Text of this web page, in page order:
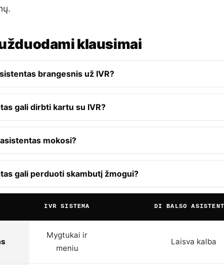
klausimai
brangesnis už IVR?
gali dirbti kartu su IVR?
mokosi?
gali perduoti skambutį žmogui?
IVR SISTEMA DI BALSO
Mygtukai ir
meniu
Laisva kalba